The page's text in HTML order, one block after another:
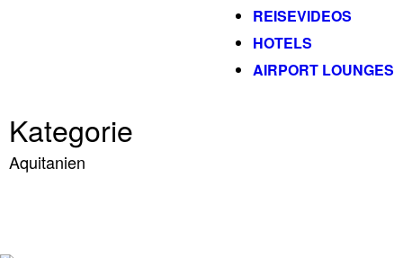
REISEVIDEOS
HOTELS
AIRPORT LOUNGES
Kategorie
Aquitanien